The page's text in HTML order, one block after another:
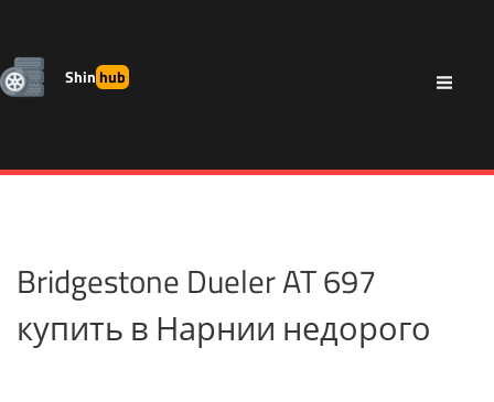
Shinhub
Bridgestone Dueler AT 697
купить в Нарнии недорого